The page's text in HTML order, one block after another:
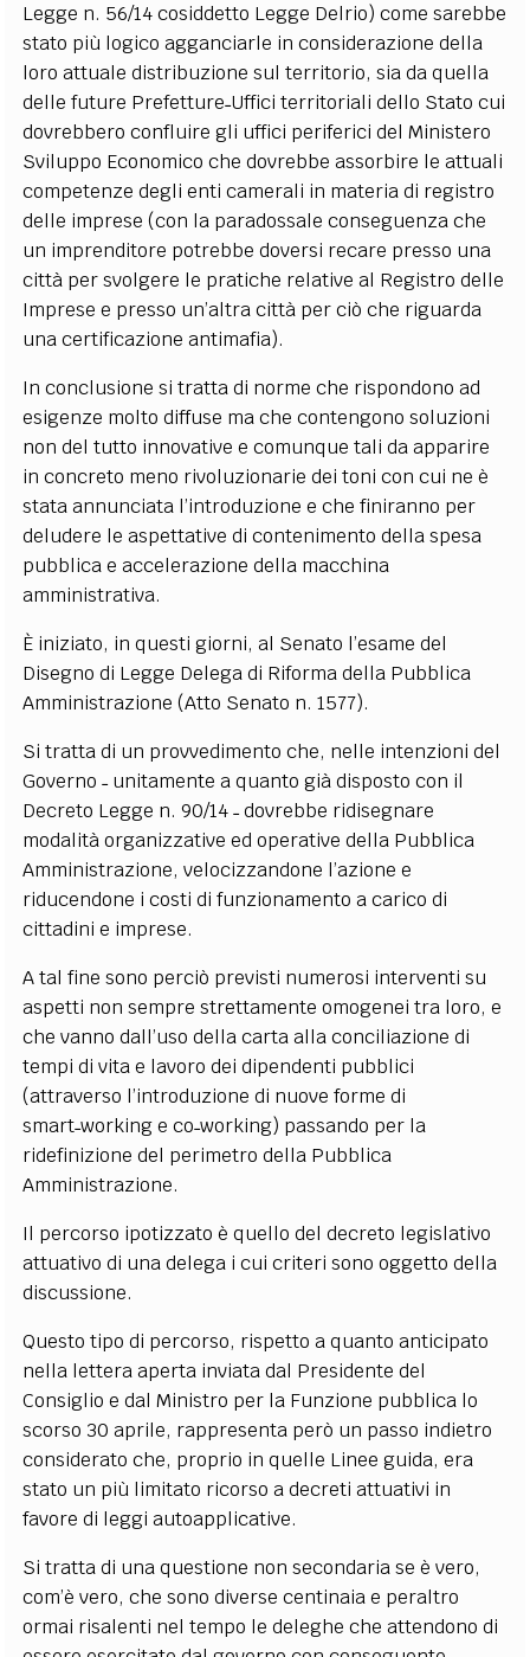
Legge n. 56/14 cosiddetto Legge Delrio) come sarebbe
stato più logico agganciarle in considerazione della
loro attuale distribuzione sul territorio, sia da quella
delle future Prefetture˗Uffici territoriali dello Stato cui
dovrebbero confluire gli uffici periferici del Ministero
Sviluppo Economico che dovrebbe assorbire le attuali
competenze degli enti camerali in materia di registro
delle imprese (con la paradossale conseguenza che
un imprenditore potrebbe doversi recare presso una
città per svolgere le pratiche relative al Registro delle
Imprese e presso un’altra città per ciò che riguarda
una certificazione antimafia).
In conclusione si tratta di norme che rispondono ad
esigenze molto diffuse ma che contengono soluzioni
non del tutto innovative e comunque tali da apparire
in concreto meno rivoluzionarie dei toni con cui ne è
stata annunciata l’introduzione e che finiranno per
deludere le aspettative di contenimento della spesa
pubblica e accelerazione della macchina
amministrativa.
È iniziato, in questi giorni, al Senato l’esame del
Disegno di Legge Delega di Riforma della Pubblica
Amministrazione (Atto Senato n. 1577).
Si tratta di un provvedimento che, nelle intenzioni del
Governo ˗ unitamente a quanto già disposto con il
Decreto Legge n. 90/14 ˗ dovrebbe ridisegnare
modalità organizzative ed operative della Pubblica
Amministrazione, velocizzandone l’azione e
riducendone i costi di funzionamento a carico di
cittadini e imprese.
A tal fine sono perciò previsti numerosi interventi su
aspetti non sempre strettamente omogenei tra loro, e
che vanno dall’uso della carta alla conciliazione di
tempi di vita e lavoro dei dipendenti pubblici
(attraverso l’introduzione di nuove forme di
smart˗working e co˗working) passando per la
ridefinizione del perimetro della Pubblica
Amministrazione.
Il percorso ipotizzato è quello del decreto legislativo
attuativo di una delega i cui criteri sono oggetto della
discussione.
Questo tipo di percorso, rispetto a quanto anticipato
nella lettera aperta inviata dal Presidente del
Consiglio e dal Ministro per la Funzione pubblica lo
scorso 30 aprile, rappresenta però un passo indietro
considerato che, proprio in quelle Linee guida, era
stato un più limitato ricorso a decreti attuativi in
favore di leggi autoapplicative.
Si tratta di una questione non secondaria se è vero,
com’è vero, che sono diverse centinaia e peraltro
ormai risalenti nel tempo le deleghe che attendono di